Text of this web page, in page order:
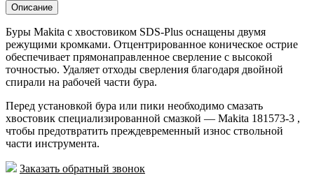
Описание
Буры Makita с хвостовиком SDS-Plus оснащены двумя
режущими кромками. Отцентрированное коническое острие
обеспечивает прямонаправленное сверление с высокой
точностью. Удаляет отходы сверления благодаря двойной
спирали на рабочей части бура.
Перед установкой бура или пики необходимо смазать
хвостовик специализированной смазкой — Makita 181573-3 ,
чтобы предотвратить преждевременный износ ствольной
части инструмента.
Заказать обратный звонок